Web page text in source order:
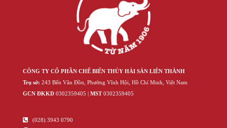
CÔNG TY CỔ PHẦN CHẾ BIẾN THỦY HẢI SẢN LIÊN THÀNH
Trụ sở: 243 Bến Vân Đồn, Phường Vĩnh Hội, Hồ Chí Minh, Việt Nam
GCN ĐKKD ‍030‍2359405 | MST‍030‍2359405
(028) 3943 0790